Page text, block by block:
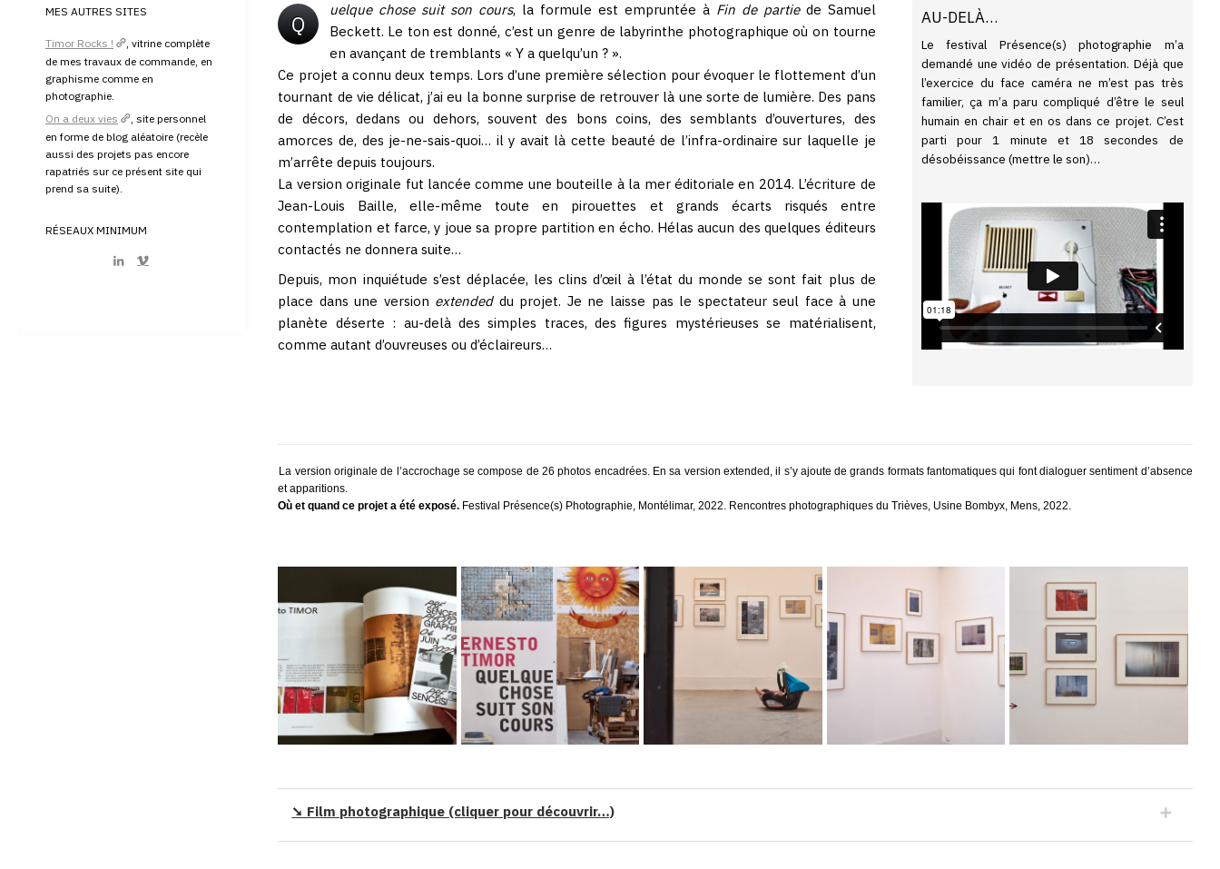
Q
uelque chose suit son cours, la formule est empruntée à Fin de partiede Samuel
Beckett. Le ton est donné, c’est un genre de labyrinthe photographique où on tourne
en avançant de tremblants « Y a quelqu’un ? ».
Ce projet a connu deux temps. Lors d’une première sélection pour évoquer le flottement d’un
tournant de vie délicat, j’ai eu la bonne surprise de retrouver là une sorte de lumière. Des pans
de décors, dedans ou dehors, souvent des bons coins, des semblants d’ouvertures, des
amorces de, des je-ne-sais-quoi… il y avait là cette beauté de l’infra-ordinaire sur laquelle je
m’arrête depuis toujours.
La version originale fut lancée comme une bouteille à la mer éditoriale en 2014. L’écriture de
Jean-Louis Baille, elle-même toute en pirouettes et grands écarts risqués entre
contemplation et farce, y joue sa propre partition en écho. Hélas aucun des quelques éditeurs
contactés ne donnera suite…
Depuis, mon inquiétude s’est déplacée, les clins d’œil à l’état du monde se sont fait plus de
place dans une version extendeddu projet. Je ne laisse pas le spectateur seul face à une
planète déserte : au-delà des simples traces, des figures mystérieuses se matérialisent,
comme autant d’ouvreuses ou d’éclaireurs…
AU-DELÀ…
Le festival Présence(s) photographie m’a
demandé une vidéo de présentation. Déjà que
l’exercice du face caméra ne m’est pas très
familier, ça m’a paru compliqué d’être le seul
humain en chair et en os dans ce projet. C’est
parti pour 1 minute et 18 secondes de
désobéissance (mettre le son)…
La version originale de l’accrochage se compose de 26 photos encadrées. En sa version extended, il s’y ajoute de grands formats fantomatiques qui font dialoguer sentiment d’absence
et apparitions.
Où et quand ce projet a été exposé. Festival Présence(s) Photographie, Montélimar, 2022. Rencontres photographiques du Trièves, Usine Bombyx, Mens, 2022.
➘ Film photographique (cliquer pour découvrir…)
MES AUTRES SITES
Timor Rocks !
, vitrine complète
de mes travaux de commande, en
graphisme comme en
photographie.
On a deux vies
, site personnel
en forme de blog aléatoire (recèle
aussi des projets pas encore
rapatriés sur ce présent site qui
prend sa suite).
RÉSEAUX MINIMUM